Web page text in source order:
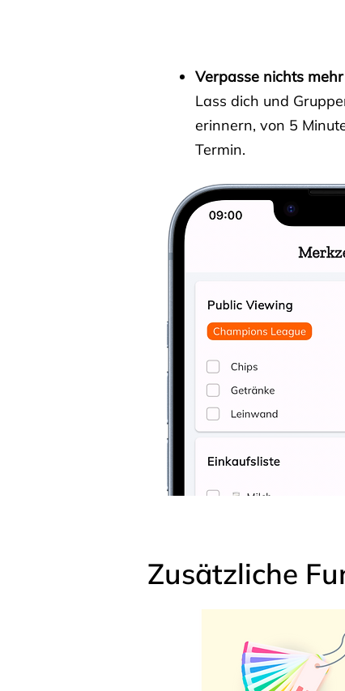
Verpasse nichts mehr
Lass dich und
erinnern, von 5
Termin.
Zusätzliche